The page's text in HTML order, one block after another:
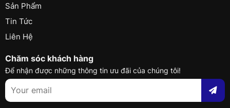
Sản Phẩm
Tin Tức
Liên Hệ
Chăm sóc khách hàng
Để nhận được những thông tin ưu đãi của chúng tôi!